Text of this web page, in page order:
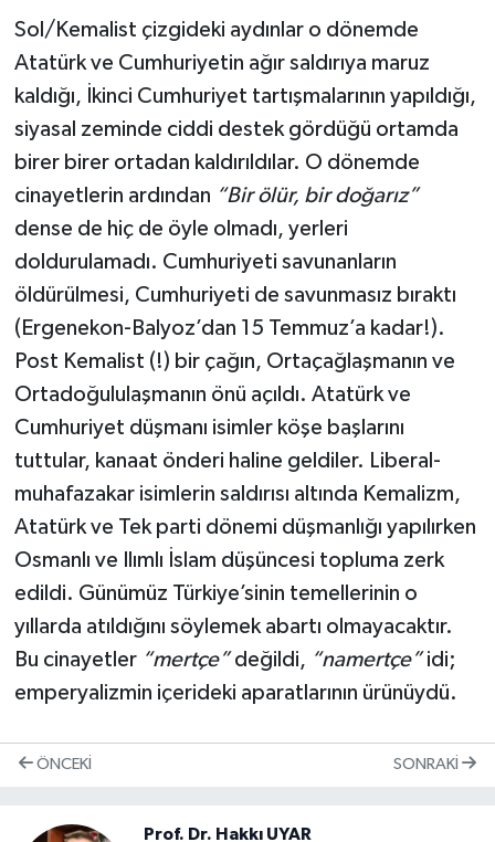
Sol/Kemalist çizgideki aydınlar o dönemde
Atatürk ve Cumhuriyetin ağır saldırıya maruz
kaldığı, İkinci Cumhuriyet tartışmalarının yapıldığı,
siyasal zeminde ciddi destek gördüğü ortamda
birer birer ortadan kaldırıldılar. O dönemde
cinayetlerin ardından “Bir ölür, bir doğarız”
dense de hiç de öyle olmadı, yerleri
doldurulamadı. Cumhuriyeti savunanların
öldürülmesi, Cumhuriyeti de savunmasız bıraktı
(Ergenekon-Balyoz’dan 15 Temmuz’a kadar!).
Post Kemalist (!) bir çağın, Ortaçağlaşmanın ve
Ortadoğululaşmanın önü açıldı. Atatürk ve
Cumhuriyet düşmanı isimler köşe başlarını
tuttular, kanaat önderi haline geldiler. Liberal-
muhafazakar isimlerin saldırısı altında Kemalizm,
Atatürk ve Tek parti dönemi düşmanlığı yapılırken
Osmanlı ve Ilımlı İslam düşüncesi topluma zerk
edildi. Günümüz Türkiye’sinin temellerinin o
yıllarda atıldığını söylemek abartı olmayacaktır.
Bu cinayetler “mertçe”değildi, “namertçe”idi;
emperyalizmin içerideki aparatlarının ürünüydü.
ÖNCEKI SONRAKI
Prof. Dr. Hakkı UYAR